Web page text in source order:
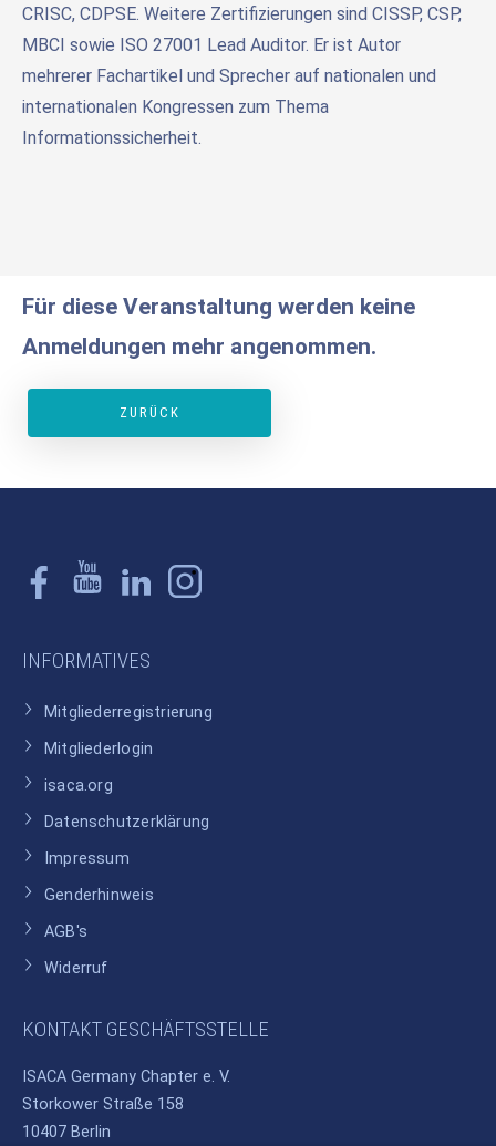
CRISC, CDPSE. Weitere Zertifizierungen sind CISSP, CSP,
MBCI sowie ISO 27001 Lead Auditor. Er ist Autor
mehrerer Fachartikel und Sprecher auf nationalen und
internationalen Kongressen zum Thema
Informationssicherheit.
Für diese Veranstaltung werden keine
Anmeldungen mehr angenommen.
ZURÜCK
INFORMATIVES
Mitgliederregistrierung
Mitgliederlogin
isaca.org
Datenschutzerklärung
Impressum
Genderhinweis
AGB's
Widerruf
KONTAKT GESCHÄFTSSTELLE
ISACA Germany Chapter e. V.
Storkower Straße 158
10407 Berlin